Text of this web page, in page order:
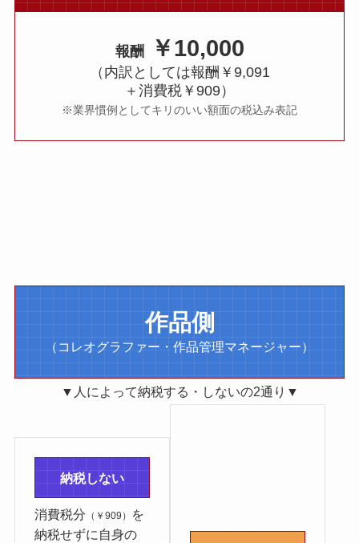
報酬￥10,000
（内訳としては報酬￥9,091
＋消費税￥909）
※業界慣例としてキリのいい額面の税込み表記
作品側
（コレオグラファー・作品管理マネージャー）
▼人によって納税する・しないの2通り▼
納税しない
消費税分 （￥909）
を
納税せずに自身の